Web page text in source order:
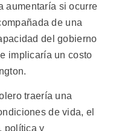
aumentaría si ocurre
de una
del gobierno
implicaría un costo
traería una
de vida, el
política y